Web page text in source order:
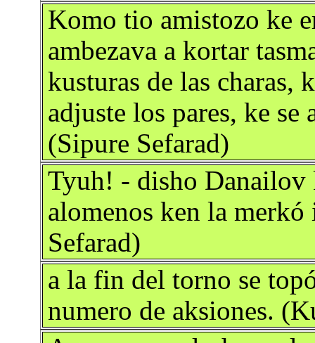
Komo tio amistozo ke
ambezava a kortar
kusturas de las charas,
adjuste los pares, ke se
(Sipure Sefarad)
Tyuh! - disho Danailov
alomenos ken la
Sefarad)
a la fin del torno se
numero de aksiones.